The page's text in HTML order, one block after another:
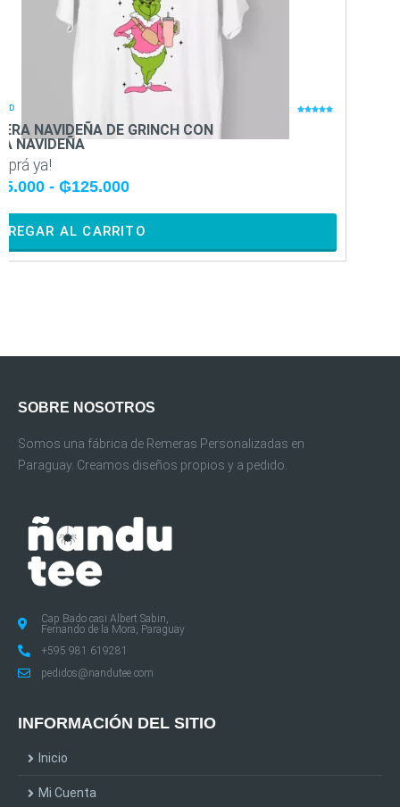

NAVIDEÑA DE GRINCH CON
NAVIDEÑA
ya!
- ₲125.000
AL CARRITO
SOBRE NOSOTROS
Somos una fábrica de Remeras Personalizadas en
Paraguay. Creamos diseños propios y a pedido.
Cap Bado casi Albert Sabin,
Fernando de la Mora, Paraguay
+595 981 619281
pedidos@nandutee.com
INFORMACIÓN DEL SITIO
Inicio
Mi Cuenta